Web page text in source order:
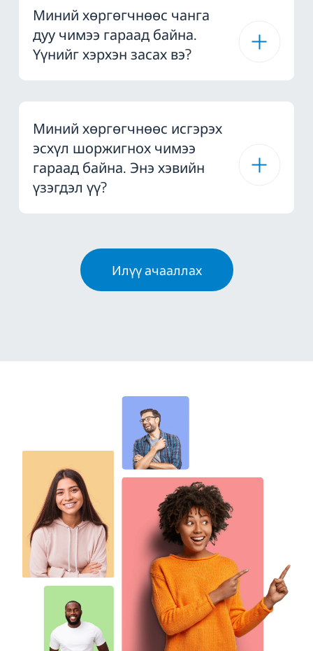
Миний хөргөгчнөөс чанга
дуу чимээ гараад байна.
Үүнийг хэрхэн засах вэ?
Миний хөргөгчнөөс исгэрэх
эсхүл шоржигнох чимээ
гараад байна. Энэ хэвийн
үзэгдэл үү?
Илүү ачааллах